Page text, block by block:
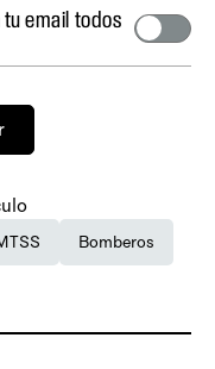
tu email todos
Bomberos